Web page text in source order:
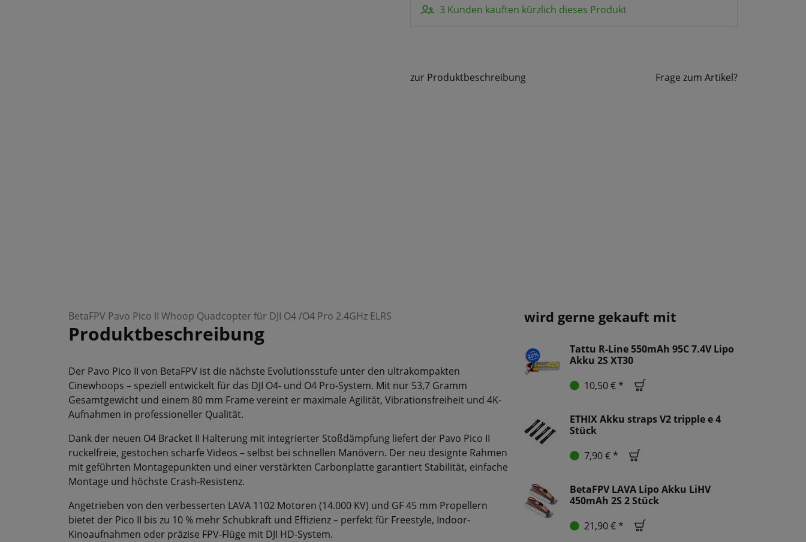
3 Kunden kauften kürzlich dieses Produkt
zur Produktbeschreibung Frage zum Artikel?
BetaFPV Pavo Pico II Whoop Quadcopter für DJI O4 /O4 Pro 2.4GHz ELRS
Produktbeschreibung
Der Pavo Pico II von BetaFPV ist die nächste Evolutionsstufe unter den ultrakompakten
Cinewhoops – speziell entwickelt für das DJI O4- und O4 Pro-System. Mit nur 53,7 Gramm
Gesamtgewicht und einem 80 mm Frame vereint er maximale Agilität, Vibrationsfreiheit und 4K-
Aufnahmen in professioneller Qualität.
Dank der neuen O4 Bracket II Halterung mit integrierter Stoßdämpfung liefert der Pavo Pico II
ruckelfreie, gestochen scharfe Videos – selbst bei schnellen Manövern. Der neu designte Rahmen
mit geführten Montagepunkten und einer verstärkten Carbonplatte garantiert Stabilität, einfache
Montage und höchste Crash-Resistenz.
Angetrieben von den verbesserten LAVA 1102 Motoren (14.000 KV) und GF 45 mm Propellern
bietet der Pico II bis zu 10 % mehr Schubkraft und Effizienz – perfekt für Freestyle, Indoor-
Kinoaufnahmen oder präzise FPV-Flüge mit DJI HD-System.
wird gerne gekauft mit
Tattu R-Line 550mAh 95C 7.4V Lipo
Akku 2S XT30
10,50 € *
ETHIX Akku straps V2 tripple e 4
Stück
7,90 € *
BetaFPV LAVA Lipo Akku LiHV
450mAh 2S 2 Stück
21,90 € *